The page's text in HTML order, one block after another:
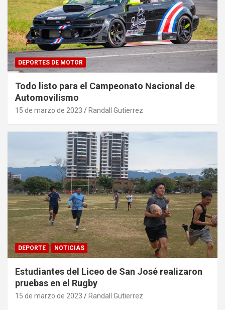
DEPORTES DE MOTOR
Todo listo para el Campeonato Nacional de
Automovilismo
15 de marzo de 2023 Randall Gutierrez
DEPORTE NOTICIAS
Estudiantes del Liceo de San José realizaron
pruebas en el Rugby
15 de marzo de 2023 Randall Gutierrez